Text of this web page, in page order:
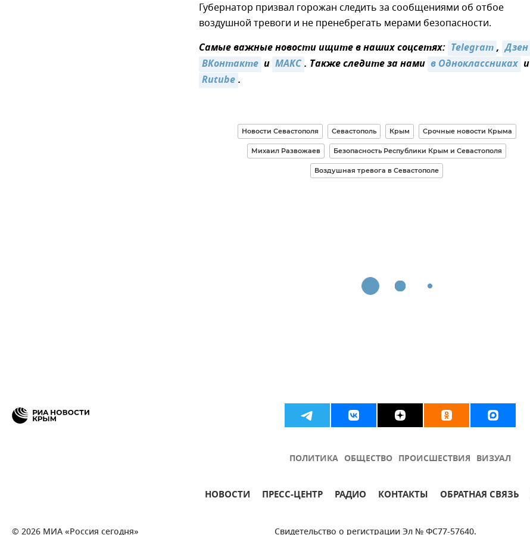
Губернатор призвал горожан следить за сообщениями об отбое
воздушной тревоги и не пренебрегать мерами безопасности.
Самые важные новости ищите в наших соцсетях: Telegram, Дзен
ВКонтакте и МАКС. Также следите за нами в Одноклассниках и
Rutube.
Новости Севастополя Севастополь Крым Срочные новости Крыма
Михаил Развожаев Безопасность Республики Крым и Севастополя
Воздушная тревога в Севастополе
ПОЛИТИКА ОБЩЕСТВО ПРОИСШЕСТВИЯ ВИЗУАЛ
НОВОСТИ ПРЕСС-ЦЕНТР РАДИО КОНТАКТЫ ОБРАТНАЯ СВЯЗЬ